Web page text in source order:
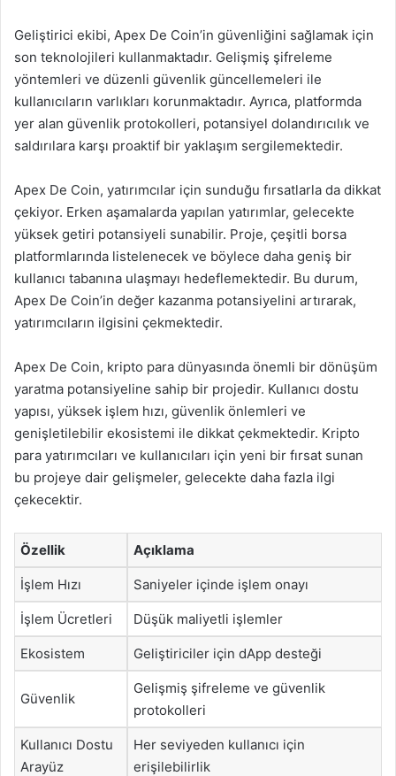
Geliştirici ekibi, Apex De Coin’in güvenliğini sağlamak için
son teknolojileri kullanmaktadır. Gelişmiş şifreleme
yöntemleri ve düzenli güvenlik güncellemeleri ile
kullanıcıların varlıkları korunmaktadır. Ayrıca, platformda
yer alan güvenlik protokolleri, potansiyel dolandırıcılık ve
saldırılara karşı proaktif bir yaklaşım sergilemektedir.
Apex De Coin, yatırımcılar için sunduğu fırsatlarla da dikkat
çekiyor. Erken aşamalarda yapılan yatırımlar, gelecekte
yüksek getiri potansiyeli sunabilir. Proje, çeşitli borsa
platformlarında listelenecek ve böylece daha geniş bir
kullanıcı tabanına ulaşmayı hedeflemektedir. Bu durum,
Apex De Coin’in değer kazanma potansiyelini artırarak,
yatırımcıların ilgisini çekmektedir.
Apex De Coin, kripto para dünyasında önemli bir dönüşüm
yaratma potansiyeline sahip bir projedir. Kullanıcı dostu
yapısı, yüksek işlem hızı, güvenlik önlemleri ve
genişletilebilir ekosistemi ile dikkat çekmektedir. Kripto
para yatırımcıları ve kullanıcıları için yeni bir fırsat sunan
bu projeye dair gelişmeler, gelecekte daha fazla ilgi
çekecektir.
Özellik Açıklama
İşlem Hızı Saniyeler içinde işlem onayı
İşlem Ücretleri Düşük maliyetli işlemler
Ekosistem Geliştiriciler için dApp desteği
Güvenlik
Gelişmiş şifreleme ve güvenlik
protokolleri
Kullanıcı Dostu
Arayüz
Her seviyeden kullanıcı için
erişilebilirlik